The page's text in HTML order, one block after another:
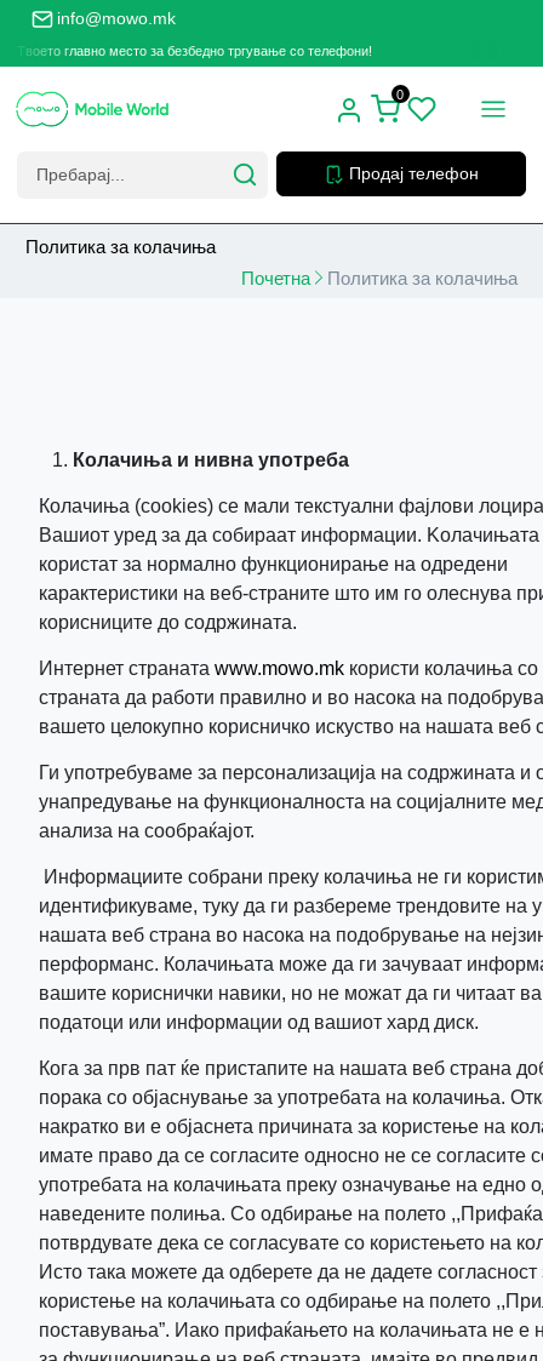
info@mowo.mk
Твоето главно место за безбедно тргување со телефони!
Продај телефон
0
Политика за колачиња
Почетна
Политика за колачиња
Колачиња и нивна употреба
Колачиња (cookies) се мали текстуални фајлови
Вашиот уред за да собираат информации. Kолачињата
користат за нормално функционирање на одредени
карактеристики на веб-страните што им го олеснува
корисниците до содржината.
Интернет страната www.mowo.mkкористи колачиња со
страната да работи правилно и во насока на
вашето целокупно корисничко искуство на нашата веб
Ги употребуваме за персонализација на содржинатa и
унапредување на функционaлноста на социјалните
анализа на сообраќајот.
Информациите собрани преку колачиња не ги
идентификуваме, туку да ги разбереме трендовите на
нашата веб страна во насока на подобрување на
перформанс. Колачињата може да ги зачуваат
вашите кориснички навики, но не можат да ги читаат
податоци или информации од вашиот хард диск.
Кога за прв пат ќе пристапите на нашата веб страна
порака со објаснување за употребата на колачињa.
накратко ви е објаснета причината за користење на
имате право да се согласите односно не се согласите
употребата на колачињата преку означување на едно
наведените полиња. Со одбирање на полето
потврдувате дека се согласувате со користењето на
Исто така можете да одберете да не дадете согласност
користење на колачињата со одбирање на полето
поставувања”. Иако прифаќањето на колачињата не е